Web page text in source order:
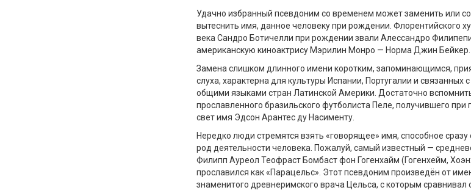
Удачно избранный псевдоним со временем может заменить или
вытеснить имя, данное человеку при рождении. Флорентийского
века Сандро Ботичелли при рождении звали Алессандро
американскую киноактрису Мэрилин Монро — Норма Джин Бейкер.
Замена слишком длинного имени коротким, запоминающимся,
слуха, характерна для культуры Испании, Португалии и связанных
общими языками стран Латинской Америки. Достаточно
прославленного бразильского футболиста Пеле, получившего при
свет имя Эдсон Арантес ду Насименту.
Нередко люди стремятся взять «говорящее» имя, способное сразу
род деятельности человека. Пожалуй, самый известный —
Филипп Ауреол Теофраст Бомбаст фон Гогенхайм (Гогенхейм,
прославился как «Парацельс». Этот псевдоним произведён от
знаменитого древнеримского врача Цельса, с которым сравнивал